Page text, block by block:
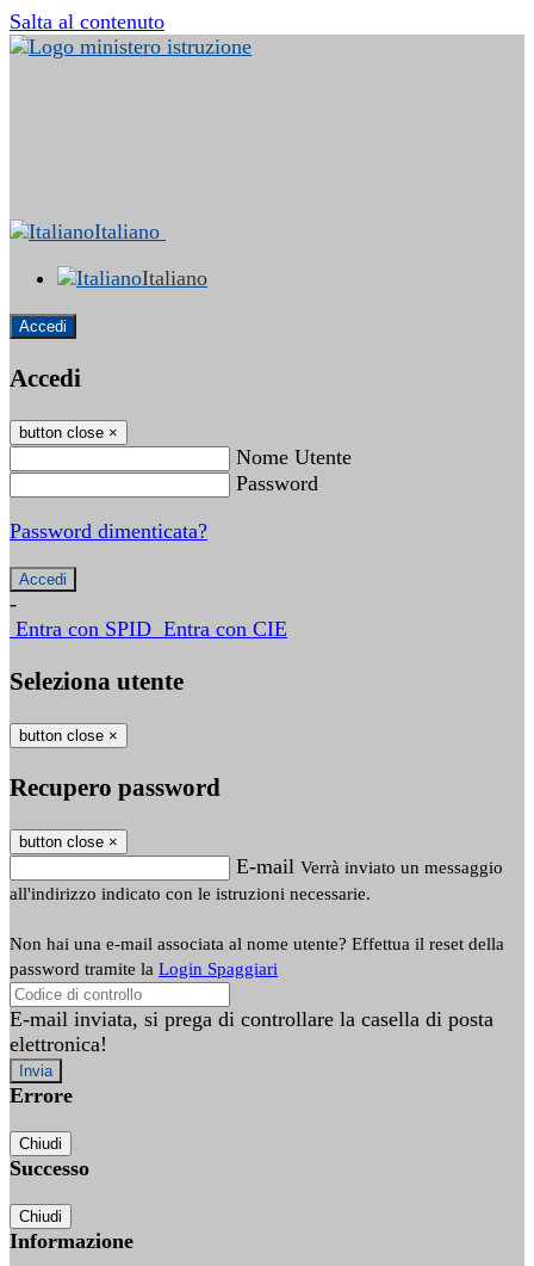
Salta al contenuto
Italiano
Italiano
Accedi
Accedi
button close ×
Nome Utente
Password
Password dimenticata?
-
Entra con SPID Entra con CIE
Seleziona utente
button close ×
Recupero password
button close ×
E-mail Verrà inviato un messaggio
all'indirizzo indicato con le istruzioni necessarie.
Non hai una e-mail associata al nome utente? Effettua il reset della
password tramite la Login Spaggiari
E-mail inviata, si prega di controllare la casella di posta
elettronica!
Errore
Chiudi
Successo
Chiudi
Informazione